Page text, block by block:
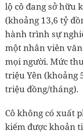
lộ cô đang sở hữu
(khoảng 13,6 tỷ
hành trình sự
một nhân viên
mọi người. Mức
triệu Yên (khoảng
triệu đồng/tháng).
Cô không có xuất
kiếm được khoản